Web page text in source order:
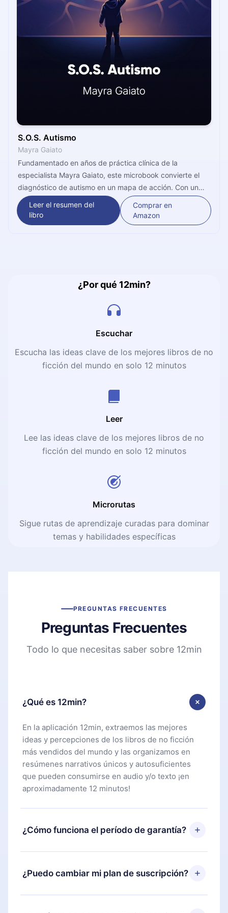
S.O.S. Autismo
Mayra Gaiato
Fundamentado en años de práctica clínica de la
especialista Mayra Gaiato, este microbook convierte el
diagnóstico de autismo en un mapa de acción. Con un
lenguaje accesible y ejemplos concretos, el contenido
desmitifica los orígenes del TEA, explica cómo el cerebro
autista procesa el mundo y entrega herramientas
Leer el resumen del
libro
Comprar en
Amazon
¿Por qué 12min?
Escuchar
Escucha las ideas clave de los mejores libros de no
ficción del mundo en solo 12 minutos
Leer
Lee las ideas clave de los mejores libros de no
ficción del mundo en solo 12 minutos
Microrutas
Sigue rutas de aprendizaje curadas para dominar
temas y habilidades específicas
PREGUNTAS FRECUENTES
Preguntas Frecuentes
Todo lo que necesitas saber sobre 12min
¿Qué es 12min?
En la aplicación 12min, extraemos las mejores
ideas y percepciones de los libros de no ficción
más vendidos del mundo y las organizamos en
resúmenes narrativos únicos y autosuficientes
que pueden consumirse en audio y/o texto ¡en
aproximadamente 12 minutos!
¿Cómo funciona el período de garantía?
Puedes descargar nuestra aplicación y comenzar a
disfrutar de nuestra biblioteca. Si por alguna razón
no estás satisfecho con nuestra plataforma,
¿Puedo cambiar mi plan de suscripción?
Sí, pero el cambio solo se aplicará a partir del
próximo período de facturación. Por ejemplo, si